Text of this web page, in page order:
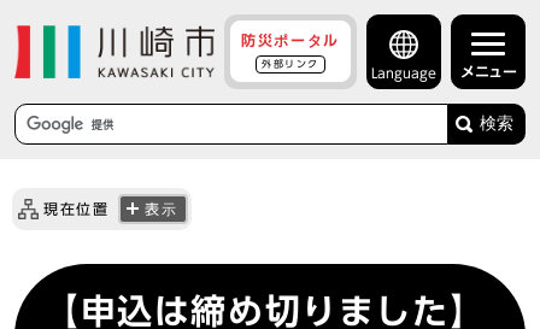
防災ポータル
外部リンク
Language メニュー
検索
現在位置 表示
【申込は締め切りました】